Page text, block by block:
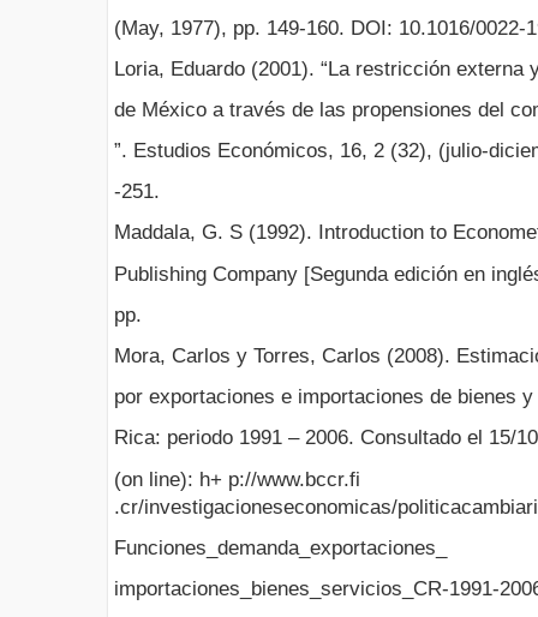
(May, 1977), pp. 149-160. DOI: 10.1016/0022-
Loria, Eduardo (2001). “La restricción externa
de México a través de las propensiones del
”. Estudios Económicos, 16, 2 (32), (julio-
-251.
Maddala, G. S (1992). Introduction to
Publishing Company [Segunda edición en
pp.
Mora, Carlos y Torres, Carlos (2008).
por exportaciones e importaciones de bienes
Rica: periodo 1991 – 2006. Consultado el 15/
(on line): h+ p://www.bccr.fi
.cr/investigacioneseconomicas/
Funciones_demanda_exportaciones_
importaciones_bienes_servicios_CR-1991-